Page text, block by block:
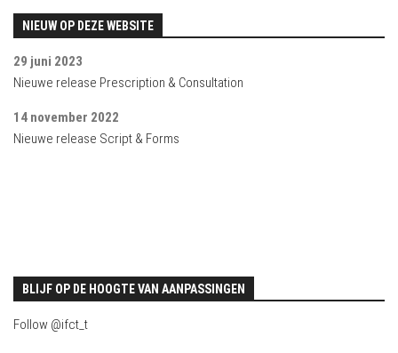
NIEUW OP DEZE WEBSITE
29 juni 2023
Nieuwe release Prescription & Consultation
14 november 2022
Nieuwe release Script & Forms
BLIJF OP DE HOOGTE VAN AANPASSINGEN
Follow @ifct_t